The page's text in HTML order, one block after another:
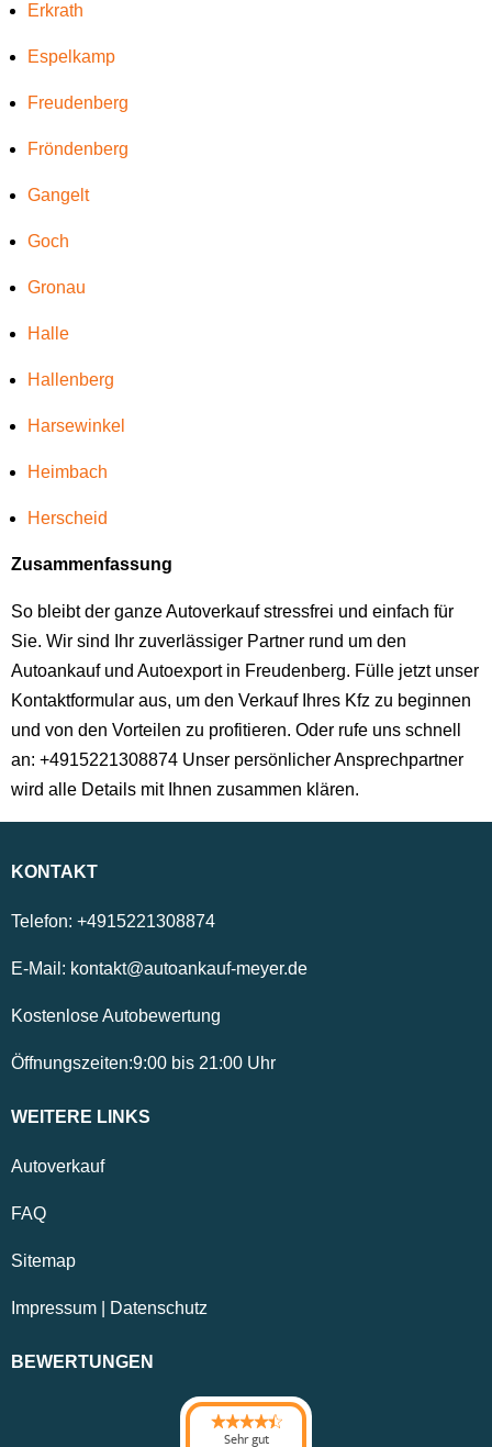
Erkrath
Espelkamp
Freudenberg
Fröndenberg
Gangelt
Goch
Gronau
Halle
Hallenberg
Harsewinkel
Heimbach
Herscheid
Zusammenfassung
So bleibt der ganze Autoverkauf stressfrei und einfach für
Sie. Wir sind Ihr zuverlässiger Partner rund um den
Autoankauf und Autoexport in Freudenberg. Fülle jetzt unser
Kontaktformular aus, um den Verkauf Ihres Kfz zu beginnen
und von den Vorteilen zu profitieren. Oder rufe uns schnell
an: +4915221308874 Unser persönlicher Ansprechpartner
wird alle Details mit Ihnen zusammen klären.
KONTAKT
Telefon: +4915221308874
E-Mail: kontakt@autoankauf-meyer.de
Kostenlose Autobewertung
Öffnungszeiten:9:00 bis 21:00 Uhr
WEITERE LINKS
Autoverkauf
FAQ
Sitemap
Impressum Datenschutz
BEWERTUNGEN
Sehr gut